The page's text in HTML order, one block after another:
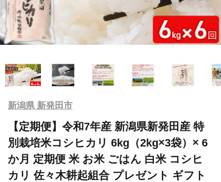
新潟県 新発田市
【定期便】令和7年産 新潟県新発田産 特
別栽培米コシヒカリ 6kg（2kg×3袋）× 6
か月 定期便 米 お米 ごはん 白米 コシヒ
カリ 佐々木耕起組合 プレゼント ギフト